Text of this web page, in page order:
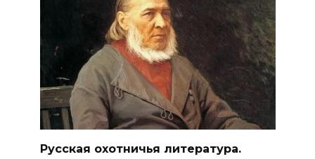
Русская охотничья литература.